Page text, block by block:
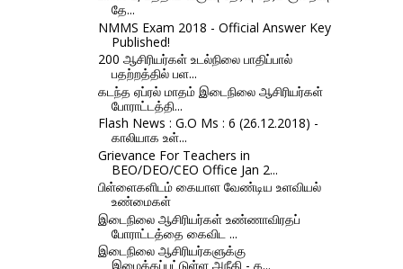
தே...
NMMS Exam 2018 - Official Answer Key
Published!
200 ஆசிரியர்கள் உடல்நிலை பாதிப்பால்
பதற்றத்தில் பள...
கடந்த ஏப்ரல் மாதம் இடைநிலை ஆசிரியர்கள்
போராட்டத்தி...
Flash News : G.O Ms : 6 (26.12.2018) -
காலியாக உள்...
Grievance For Teachers in
BEO/DEO/CEO Office Jan 2...
பிள்ளைகளிடம் கையாள வேண்டிய உளவியல்
உண்மைகள்
இடைநிலை ஆசிரியர்கள் உண்ணாவிரதப்
போராட்டத்தை கைவிட ...
இடைநிலை ஆசிரியர்களுக்கு
இழைக்கப்பட்டுள்ள அநீதி - க...